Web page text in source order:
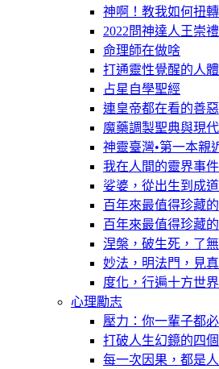
神啊！教我如何扭
2022問神達人王崇
命理師在做啥
打通靈性覺醒的人
占星自學聖經
連皇帝都在看的善
魔藥調製聖典與現
神靈臺灣•第一本親
我在人間的靈界事
娑婆，從出生到成
百年來最值得珍藏
百年來最值得珍藏
涅槃，破生死，了
妙法，明法門，見
度化，行遍十方世
心理勵志
壓力：你一輩子都
打破人生幻鏡的四
每一次因果，都是